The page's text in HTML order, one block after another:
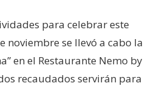
para celebrar este
noviembre se llevó a cabo la
en el Restaurante Nemo by
recaudados servirán para